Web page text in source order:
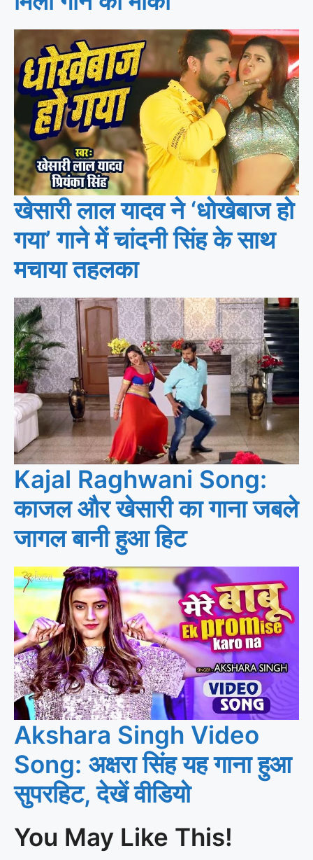
खेसारी लाल यादव ने ‘धोखेबाज हो
गया’ गाने में चांदनी सिंह के साथ
मचाया तहलका
Kajal Raghwani Song:
काजल और खेसारी का गाना जबले
जागल बानी हुआ हिट
Akshara Singh Video
Song: अक्षरा सिंह यह गाना हुआ
सुपरहिट, देखें वीडियो
You May Like This!